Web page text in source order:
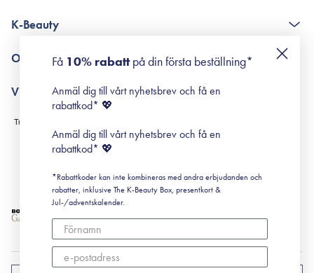
Poängshop - frågor och svar
K-Beauty
Retinol för nybörjare
Om Surisuri
Black Friday
Villkor
Leverans & Retur
Köpvillkor
Prenumerationsvillkor
Cookiepolicy
Få 10% rabattpå din första beställning*
Anmäl dig till vårt nyhetsbrev och få en
rabattkod* 💖
Anmäl dig till vårt nyhetsbrev och få en
rabattkod* 💖
*Rabattkoder kan inte kombineras med andra erbjudanden och
rabatter, inklusive The K-Beauty Box, presentkort &
Jul-/adventskalender.